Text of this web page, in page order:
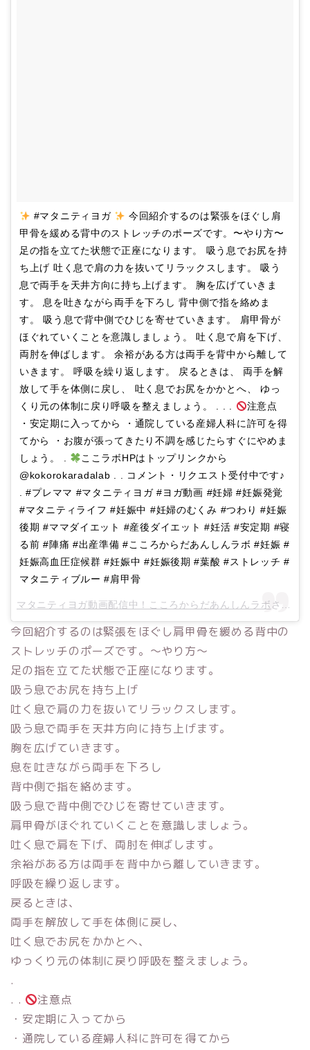
#マタニティヨガ
今回紹介するのは緊張をほぐし肩
甲骨を緩める背中のストレッチのポーズです。〜やり方〜
足の指を立てた状態で正座になります。 吸う息でお尻を持
ち上げ 吐く息で肩の力を抜いてリラックスします。 吸う
息で両手を天井方向に持ち上げます。 胸を広げていきま
す。 息を吐きながら両手を下ろし 背中側で指を絡めま
す。 吸う息で背中側でひじを寄せていきます。 肩甲骨が
ほぐれていくことを意識しましょう。 吐く息で肩を下げ、
両肘を伸ばします。 余裕がある方は両手を背中から離して
いきます。 呼吸を繰り返します。 戻るときは、 両手を解
放して手を体側に戻し、 吐く息でお尻をかかとへ、 ゆっ
くり元の体制に戻り呼吸を整えましょう。 . . .
注意点
・安定期に入ってから ・通院している産婦人科に許可を得
てから ・お腹が張ってきたり不調を感じたらすぐにやめま
しょう。 .
ここラボHPはトップリンクから
@kokorokaradalab . . コメント・リクエスト受付中です♪
. #プレママ #マタニティヨガ #ヨガ動画 #妊婦 #妊娠発覚
#マタニティライフ #妊娠中 #妊婦のむくみ #つわり #妊娠
後期 #ママダイエット #産後ダイエット #妊活 #安定期 #寝
る前 #陣痛 #出産準備 #こころからだあんしんラボ #妊娠 #
妊娠高血圧症候群 #妊娠中 #妊娠後期 #葉酸 #ストレッチ #
マタニティブルー #肩甲骨
マタニティヨガ動画配信中！こころからだあんしんラボ さん(@kokorokaradalab)がシェアした投稿 –
今回紹介するのは緊張をほぐし肩甲骨を緩める背中の
ストレッチのポーズです。〜やり方〜
足の指を立てた状態で正座になります。
吸う息でお尻を持ち上げ
吐く息で肩の力を抜いてリラックスします。
吸う息で両手を天井方向に持ち上げます。
胸を広げていきます。
息を吐きながら両手を下ろし
背中側で指を絡めます。
吸う息で背中側でひじを寄せていきます。
肩甲骨がほぐれていくことを意識しましょう。
吐く息で肩を下げ、両肘を伸ばします。
余裕がある方は両手を背中から離していきます。
呼吸を繰り返します。
戻るときは、
両手を解放して手を体側に戻し、
吐く息でお尻をかかとへ、
ゆっくり元の体制に戻り呼吸を整えましょう。
.
. .
注意点
・安定期に入ってから
・通院している産婦人科に許可を得てから